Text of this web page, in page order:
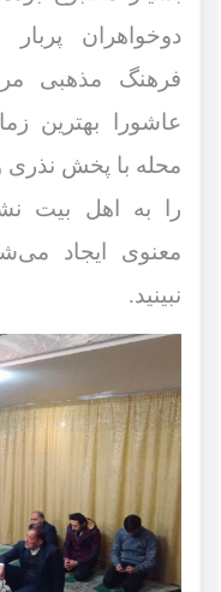
دوخواهران
فرهنگ مذهبی
عاشورا بهترین
محله با پخش
را به اهل بیت
معنوی ایجاد
نبینید.